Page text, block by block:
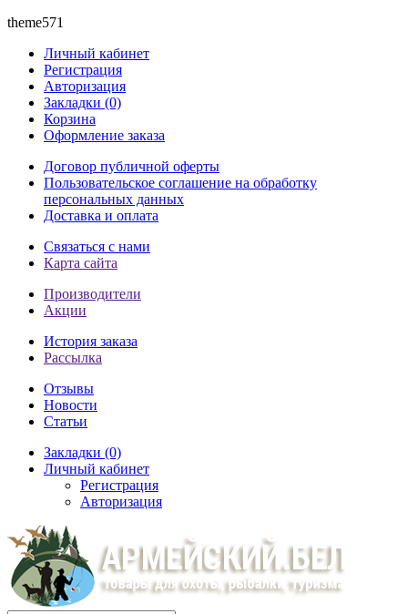
theme571
Личный кабинет
Регистрация
Авторизация
Закладки (0)
Корзина
Оформление заказа
Договор публичной оферты
Пользовательское соглашение на обработку
персональных данных
Доставка и оплата
Связаться с нами
Карта сайта
Производители
Акции
История заказа
Рассылка
Отзывы
Новости
Статьи
Закладки (0)
Личный кабинет
Регистрация
Авторизация